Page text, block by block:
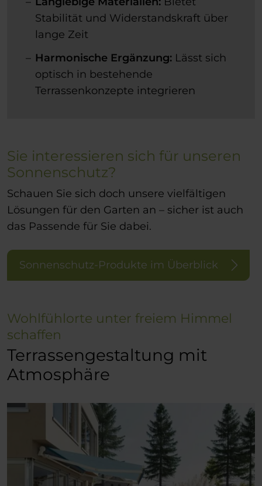
Stabilität und Widerstandskraft über
lange Zeit
Harmonische Ergänzung: Lässt sich
optisch in bestehende
Terrassenkonzepte integrieren
Sie interessieren sich für unseren
Sonnenschutz?
Schauen Sie sich doch unsere vielfältigen
Lösungen für den Garten an – sicher ist auch
das Passende für Sie dabei.
Sonnenschutz-Produkte im Überblick
Wohlfühlorte unter freiem Himmel
schaffen
Terrassengestaltung mit
Atmosphäre